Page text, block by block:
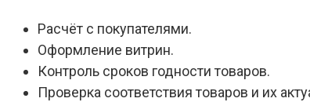
Расчёт с покупателями.
Оформление витрин.
Контроль сроков годности товаров.
Проверка соответствия товаров и их